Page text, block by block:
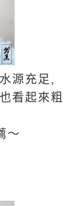
源充足,
看起來粗
～